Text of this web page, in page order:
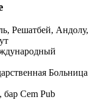
Решатбей, Андолу,
Больница
бар Cem Pub